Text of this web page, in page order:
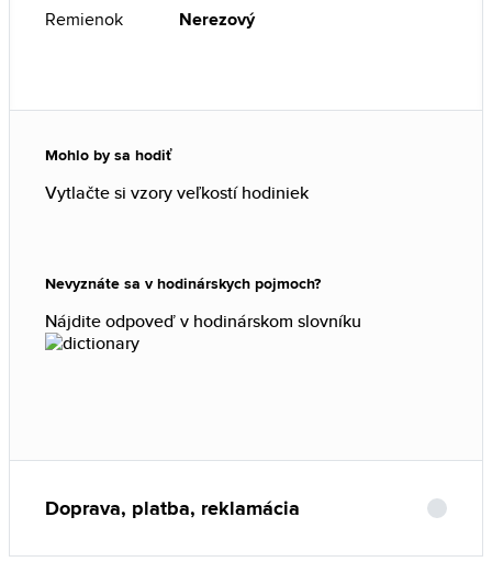
Remienok Nerezový
Mohlo by sa hodiť
Vytlačte si vzory veľkostí hodiniek
Nevyznáte sa v hodinárskych pojmoch?
Nájdite odpoveď v hodinárskom slovníku
Doprava, platba, reklamácia